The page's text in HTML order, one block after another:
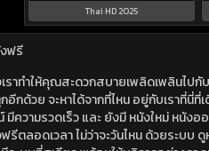
Thai HD 2025
ฟรี
าทำให้คุณสะดวกสบายเพลิดเพลินไป
กด้วย จะหาได้จากที่ไหน อยู่กับเราที่นี่ที่เ
ความรวดเร็ว และ ยังมี หนังใหม่ หนัง
รีตลอดเวลา ไม่ว่าจะวันไหน ด้วยระบ